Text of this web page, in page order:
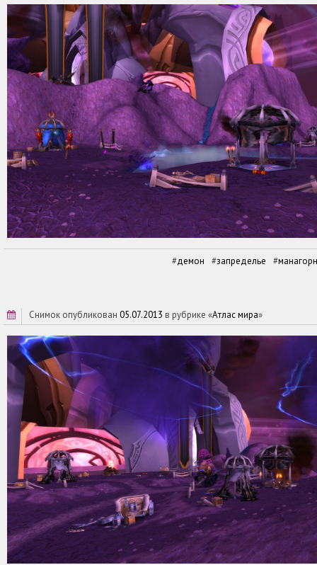
демон запределье
снимок опубликован 05.07.2013 в рубрике «Атлас мира»